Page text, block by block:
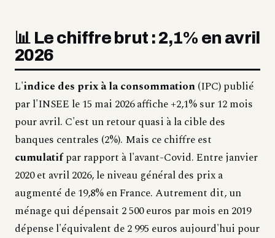
📊 Le chiffre brut : 2,1% en avril
2026
L'indice des prix à la consommation(IPC) publié
par l'INSEE le 15 mai 2026 affiche +2,1% sur 12 mois
pour avril. C'est un retour quasi à la cible des
banques centrales (2%). Mais ce chiffre est
cumulatifpar rapport à l'avant-Covid. Entre janvier
2020 et avril 2026, le niveau général des prix a
augmenté de 19,8% en France. Autrement dit, un
ménage qui dépensait 2 500 euros par mois en 2019
dépense l'équivalent de 2 995 euros aujourd'hui pour